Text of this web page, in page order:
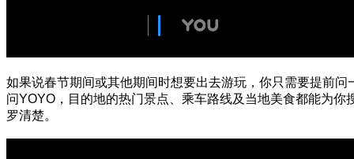
如果说春节期间或其他期间时想要出去游玩，你只需要提前问
问YOYO，目的地的热门景点、乘车路线及当地美食都能为你
罗清楚。